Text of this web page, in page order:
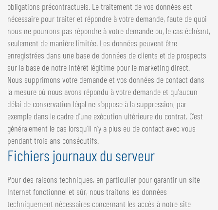
obligations précontractuels. Le traitement de vos données est
nécessaire pour traiter et répondre à votre demande, faute de quoi
nous ne pourrons pas répondre à votre demande ou, le cas échéant,
seulement de manière limitée. Les données peuvent être
enregistrées dans une base de données de clients et de prospects
sur la base de notre intérêt légitime pour le marketing direct.
Nous supprimons votre demande et vos données de contact dans
la mesure où nous avons répondu à votre demande et qu'aucun
délai de conservation légal ne s'oppose à la suppression, par
exemple dans le cadre d'une exécution ultérieure du contrat. C'est
généralement le cas lorsqu'il n'y a plus eu de contact avec vous
pendant trois ans consécutifs.
Fichiers journaux du serveur
Pour des raisons techniques, en particulier pour garantir un site
Internet fonctionnel et sûr, nous traitons les données
techniquement nécessaires concernant les accès à notre site